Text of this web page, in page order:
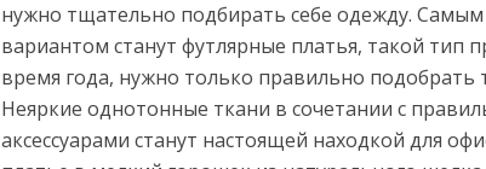
нужно тщательно подбирать себе одежду.
вариантом станут футлярные платья, такой тип
время года, нужно только правильно подобрать
Неяркие однотонные ткани в сочетании с
аксессуарами станут настоящей находкой для